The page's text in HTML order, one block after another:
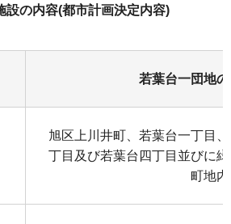
設の内容(都市計画決定内容)
若葉台一団地
旭区上川井町、若葉台一丁目
丁目及び若葉台四丁目並びに
町地内